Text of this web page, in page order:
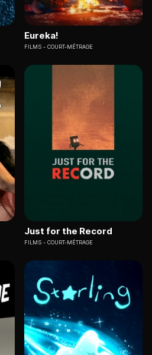
Eureka!
FILMS COURT-MÉTRAGE
Just for the Record
FILMS COURT-MÉTRAGE